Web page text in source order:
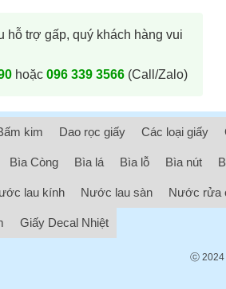
hỗ trợ gấp, quý khách hàng vui
hoặc 096 339 3566(Call/Zalo)
kim Dao rọc giấy Các loại giấy
Bìa Còng Bìa lá Bìa lỗ Bìa nút
lau kính Nước lau sàn Nước rửa
Giấy Decal Nhiệt
ⓒ 2024